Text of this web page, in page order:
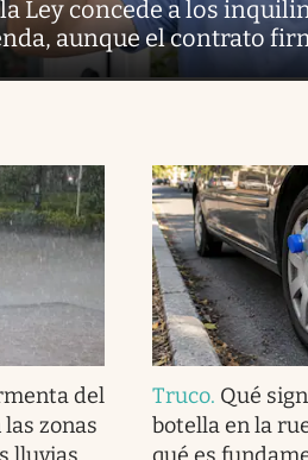
Ley concede a los
aunque el contrato
del
zonas
lluvias
Truco. Qué
botella en la
qué es